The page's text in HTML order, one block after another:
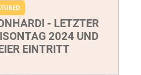
- LETZTER
2024 UND
EINTRITT